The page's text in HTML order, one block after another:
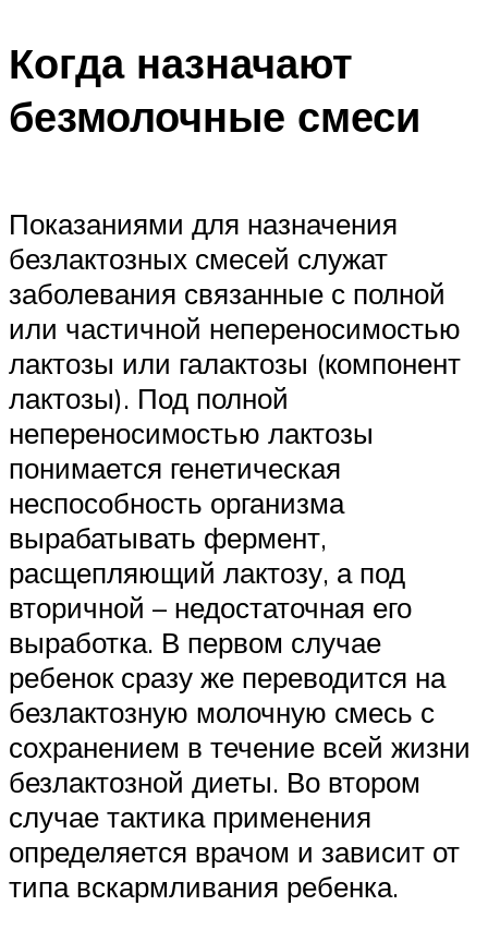
Когда назначают
безмолочные смеси
Показаниями для назначения
безлактозных смесей служат
заболевания связанные с полной
или частичной непереносимостью
лактозы или галактозы (компонент
лактозы). Под полной
непереносимостью лактозы
понимается генетическая
неспособность организма
вырабатывать фермент,
расщепляющий лактозу, а под
вторичной – недостаточная его
выработка. В первом случае
ребенок сразу же переводится на
безлактозную молочную смесь с
сохранением в течение всей жизни
безлактозной диеты. Во втором
случае тактика применения
определяется врачом и зависит от
типа вскармливания ребенка.